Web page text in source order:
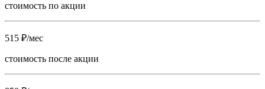
стоимость по акции
515 ₽/мес
стоимость после акции